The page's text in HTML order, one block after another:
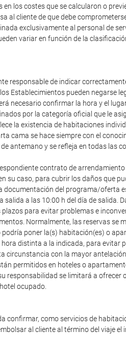
los costes que se calcularon o
al cliente de que debe
exclusivamente al personal de
variar en función de la
responsable de indicar
Establecimientos pueden negarse
necesario confirmar la hora y el
por la categoría oficial que le
la existencia de habitaciones
cama se hace siempre con el
antemano y se refleja en todas las
contrato de
su caso, para cubrir los daños que
del programa/oferta
a las 10:00 h del día de
para evitar problemas e
Normalmente, las reservas se
poner la(s) habitación(es) o
distinta a la indicada, para evitar
circunstancia con la mayor
permitidos en hoteles o
se limitará a
ocupado.
confirmar, como servicios de
al cliente al término del viaje el